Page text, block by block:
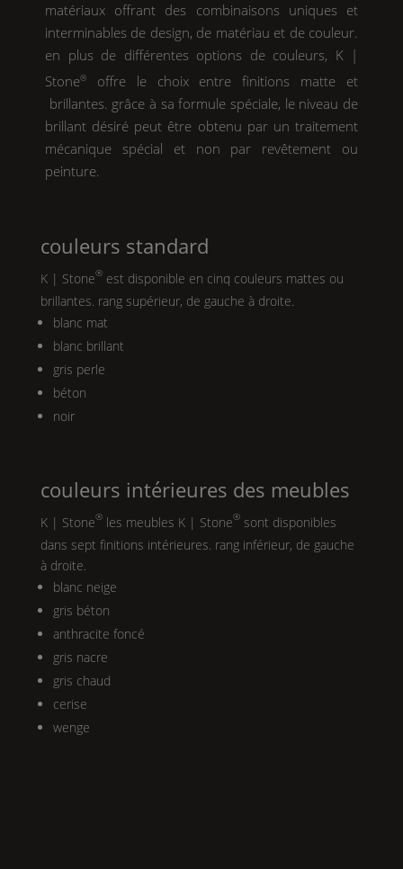
matériaux offrant des combinaisons uniques et
interminables de design, de matériau et de couleur.
en plus de différentes options de couleurs, K |
Stone®
offre le choix entre finitions matte et
brillantes. grâce à sa formule spéciale, le niveau de
brillant désiré peut être obtenu par un traitement
mécanique spécial et non par revêtement ou
peinture.
couleurs standard
K | Stone®est disponible en cinq couleurs mattes ou
brillantes. rang supérieur, de gauche à droite.
blanc mat
blanc brillant
gris perle
béton
noir
couleurs intérieures des meubles
K | Stone®les meubles K | Stone®sont disponibles
dans sept finitions intérieures. rang inférieur, de gauche
à droite.
blanc neige
gris béton
anthracite foncé
gris nacre
gris chaud
cerise
wenge